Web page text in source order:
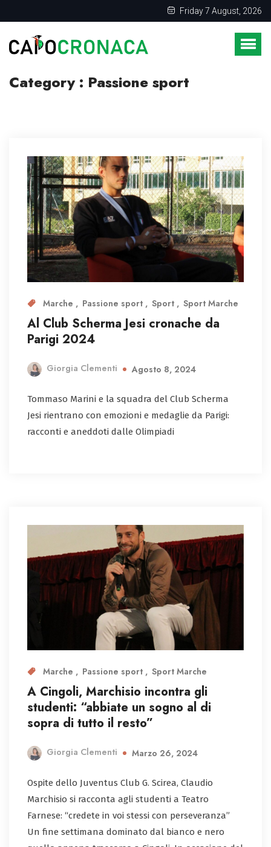
Friday 7 August, 2026
Category : Passione sport
Marche Passione sport Sport Sport Marche
Al Club Scherma Jesi cronache da
Parigi 2024
Giorgia Clementi Agosto 8, 2024
Tommaso Marini e la squadra del Club Scherma
Jesi rientrano con emozioni e medaglie da Parigi:
racconti e aneddoti dalle Olimpiadi
Marche Passione sport Sport Marche
A Cingoli, Marchisio incontra gli
studenti: “abbiate un sogno al di
sopra di tutto il resto”
Giorgia Clementi Marzo 26, 2024
Ospite dello Juventus Club G. Scirea, Claudio
Marchisio si racconta agli studenti a Teatro
Farnese: “credete in voi stessi con perseveranza”
Un fine settimana dominato dal bianco e nero